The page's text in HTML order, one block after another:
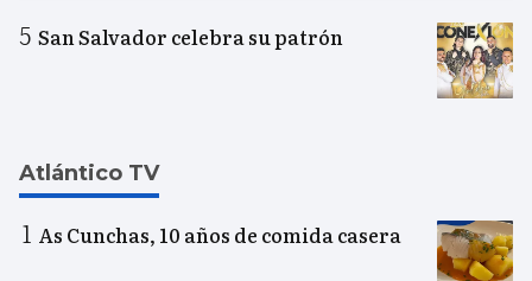
San Salvador celebra su patrón
Atlántico TV
As Cunchas, 10 años de comida casera